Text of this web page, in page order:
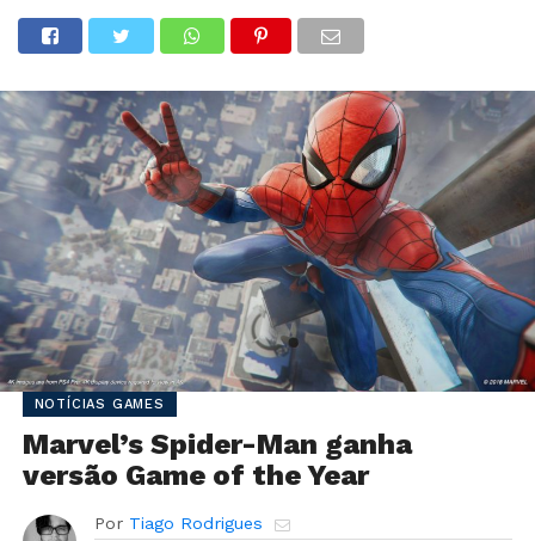
NOTÍCIAS GAMES
Marvel’s Spider-Man ganha
versão Game of the Year
Por Tiago Rodrigues